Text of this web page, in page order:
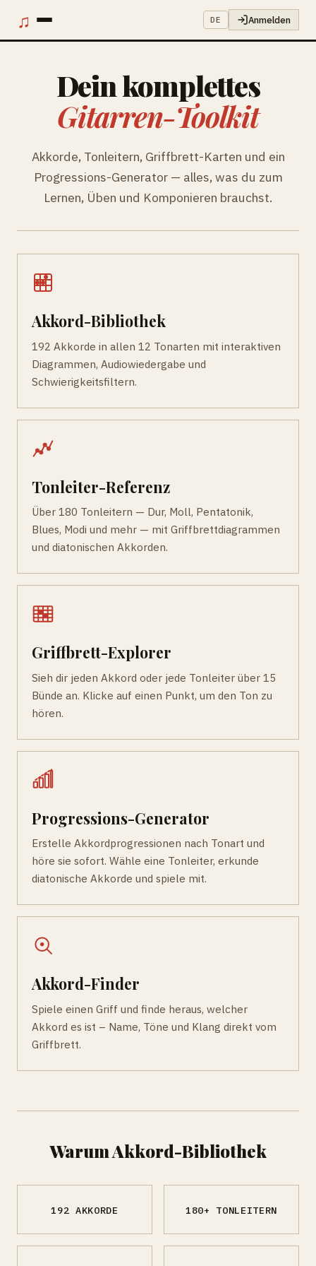
♫ DE Anmelden
Dein komplettes
Gitarren-Toolkit
Akkorde, Tonleitern, Griffbrett-Karten und ein
Progressions-Generator — alles, was du zum
Lernen, Üben und Komponieren brauchst.
Akkord-Bibliothek
192 Akkorde in allen 12 Tonarten mit interaktiven
Diagrammen, Audiowiedergabe und
Schwierigkeitsfiltern.
Tonleiter-Referenz
Über 180 Tonleitern — Dur, Moll, Pentatonik,
Blues, Modi und mehr — mit Griffbrettdiagrammen
und diatonischen Akkorden.
Griffbrett-Explorer
Sieh dir jeden Akkord oder jede Tonleiter über 15
Bünde an. Klicke auf einen Punkt, um den Ton zu
hören.
Progressions-Generator
Erstelle Akkordprogressionen nach Tonart und
höre sie sofort. Wähle eine Tonleiter, erkunde
diatonische Akkorde und spiele mit.
Akkord-Finder
Spiele einen Griff und finde heraus, welcher
Akkord es ist – Name, Töne und Klang direkt vom
Griffbrett.
Warum Akkord-Bibliothek
192 AKKORDE 180+ TONLEITERN